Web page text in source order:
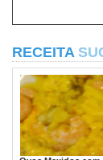
RECEITA